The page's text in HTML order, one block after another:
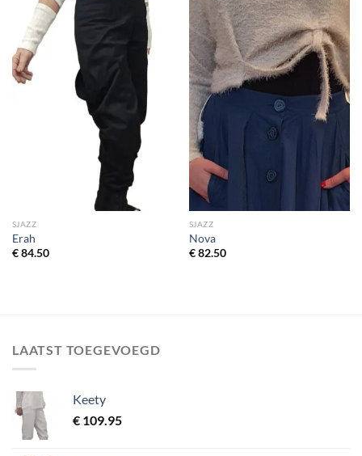
SJAZZ
Erah
€84.50
SJAZZ
Nova
€82.50
LAATST TOEGEVOEGD
Keety
€ 109.95